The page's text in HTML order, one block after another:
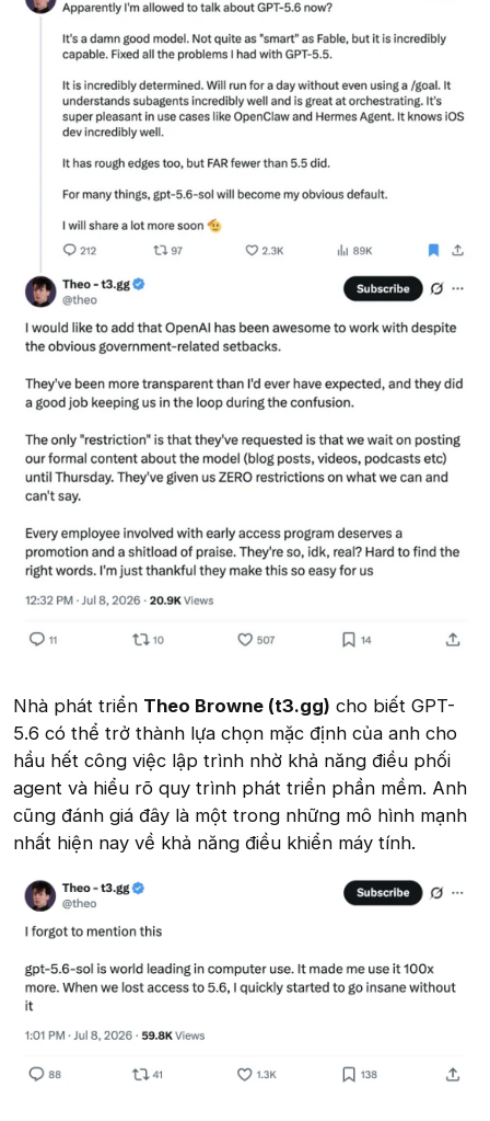
Nhà phát triển Theo Browne (t3.gg) cho biết GPT-
5.6 có thể trở thành lựa chọn mặc định của anh cho
hầu hết công việc lập trình nhờ khả năng điều phối
agent và hiểu rõ quy trình phát triển phần mềm. Anh
cũng đánh giá đây là một trong những mô hình mạnh
nhất hiện nay về khả năng điều khiển máy tính.